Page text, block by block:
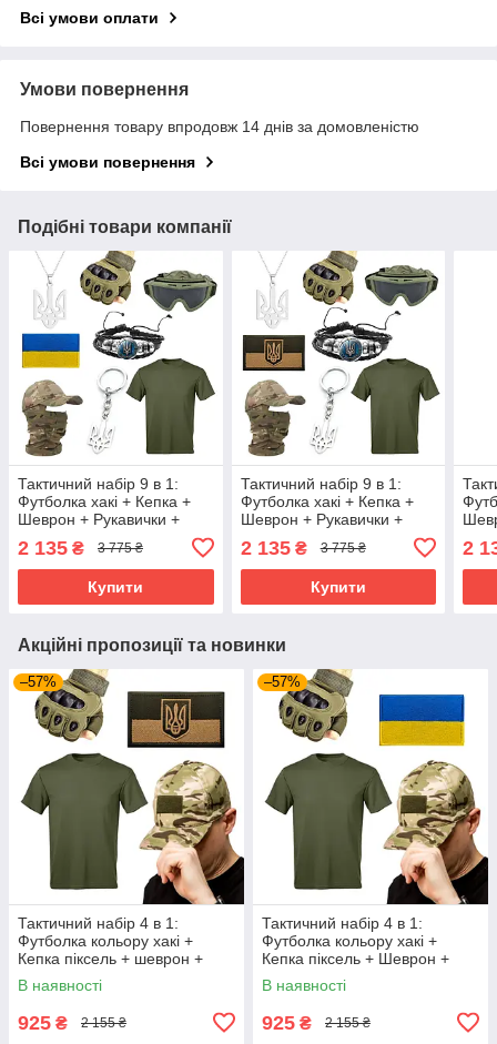
Всі умови оплати
Умови повернення
Повернення товару впродовж 14 днів за домовленістю
Всі умови повернення
Подібні товари компанії
Тактичний набір 9 в 1:
Футболка хакі + Кепка +
Шеврон + Рукавички +
Кулон + Брелок + Браслет
| Tactic ЗСУ
2 135 ₴ 3 775 ₴
Купити
Тактичний набір 9 в 1:
Футболка хакі + Кепка +
Шеврон + Рукавички +
Кулон + Брелок + Браслет
| Tactic ЗСУ
2 135₴ 3 775 ₴
Купити
|
2
Акційні пропозиції та новинки
–57%
Тактичний набір 4 в 1:
Футболка кольору хакі +
Кепка піксель + шеврон +
Рукавички | Tactic ЗСУ
В наявності
925 ₴ 2 155 ₴
–57%
Тактичний набір 4 в 1:
Футболка кольору хакі +
Кепка піксель + Шеврон +
Рукавички | Tactic ЗСУ
В наявності
925 ₴ 2 155 ₴